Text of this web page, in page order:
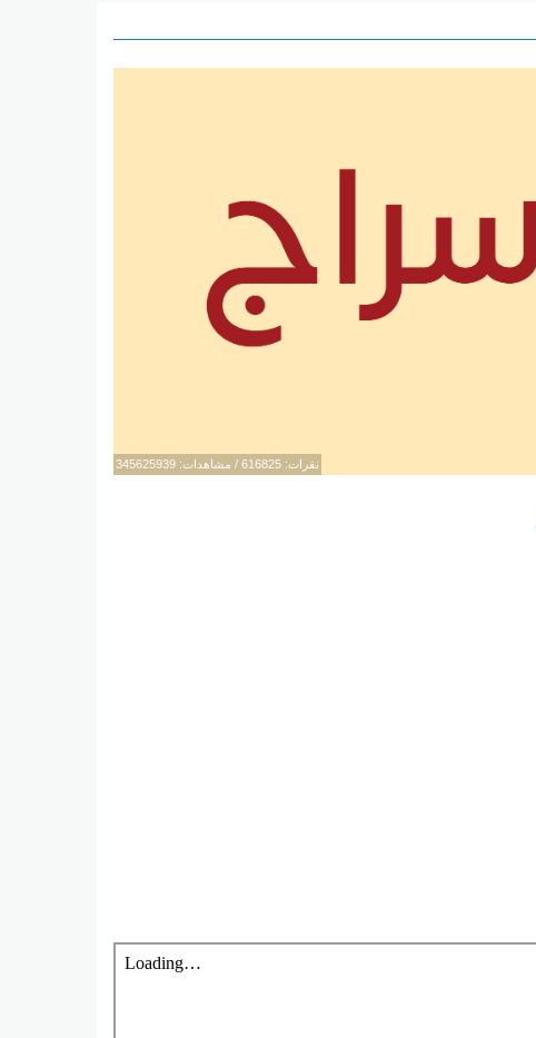
نقرات: 616825 / مشاهدات: 345625939